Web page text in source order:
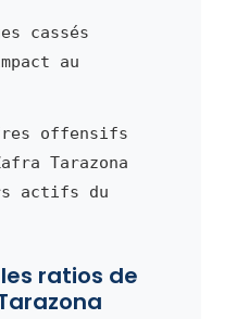
cassés
au
offensifs
Tarazona
actifs du
ratios de